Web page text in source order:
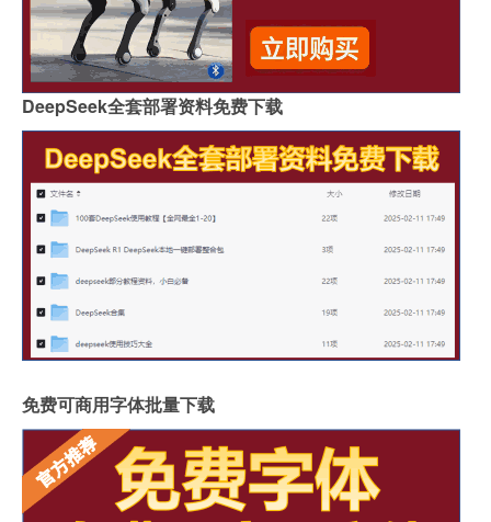
DeepSeek全套部署资料免费下载
免费可商用字体批量下载